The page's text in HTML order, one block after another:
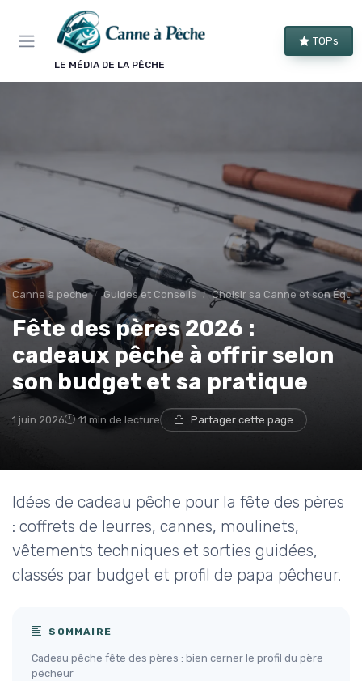
LE MÉDIA DE LA PÊCHE
TOPs
Canne à peche Guides et Conseils Choisir sa Canne et son
Fête des pères 2026 :
cadeaux pêche à offrir selon
son budget et sa pratique
1 juin 2026 11 min de lecture Partager cette page
Idées de cadeau pêche pour la fête des pères
: coffrets de leurres, cannes, moulinets,
vêtements techniques et sorties guidées,
classés par budget et profil de papa pêcheur.
SOMMAIRE
Cadeau pêche fête des pères : bien cerner le profil du père
pêcheur
Panneau de gestion des cookies